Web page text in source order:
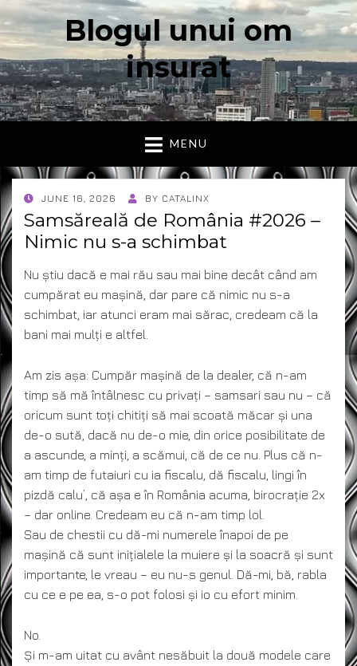
Blogul unui om
insurat
Aici vorbesc io, cu cuvintele mele. Declaratie….
MENU
POSTED
ON
JUNE 16, 2026 BY CATALINX
Samsăreală de România #2026 –
Nimic nu s-a schimbat
Nu știu dacă e mai rău sau mai bine decât când am
cumpărat eu mașină, dar pare că nimic nu s-a
schimbat, iar atunci eram mai sărac, credeam că la
bani mai mulți e altfel.
Am zis așa: Cumpăr mașină de la dealer, că n-am
timp să mă întâlnesc cu privați – samsari sau nu – că
oricum sunt toți chitiți să mai scoată măcar și una
de-o sută, dacă nu de-o mie, din orice posibilitate de
a ascunde, a minți, a scămui, că de ce nu. Plus că n-
am timp de futaiuri cu ia fiscalu, dă fiscalu, lingi în
pizdă calu’, că așa e în România acuma, birocrație 2x
– dar online. Credeam eu că n-am timp lol.
Sau de chestii cu dă-mi numerele înapoi de pe
mașină că sunt inițialele la muiere și la soacră și sunt
importante, le vreau – eu nu-s genul. Dă-mi, bă, rabla
cu ce e pe ea, s-o pot folosi și io cu efort minim.
No.
Și m-am uitat cu avânt nesăbuit la două modele care